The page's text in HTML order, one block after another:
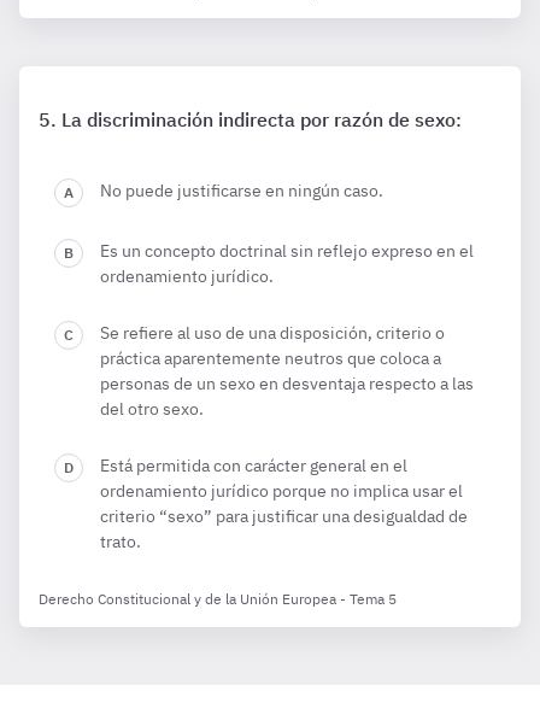
La discriminación indirecta por razón de sexo:
No puede justificarse en ningún caso.
Es un concepto doctrinal sin reflejo expreso en el
ordenamiento jurídico.
Se refiere al uso de una disposición, criterio o
práctica aparentemente neutros que coloca a
personas de un sexo en desventaja respecto a las
del otro sexo.
Está permitida con carácter general en el
ordenamiento jurídico porque no implica usar el
criterio “sexo” para justificar una desigualdad de
trato.
Derecho Constitucional y de la Unión Europea - Tema 5